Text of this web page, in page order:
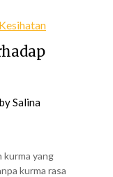
Salina
kurma yang
kurma rasa